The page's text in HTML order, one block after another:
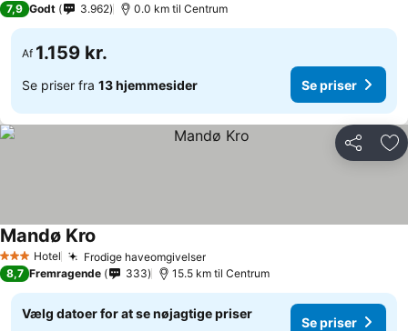
7,9 Godt 3.962 0.0 km til Centrum
Af 1.159 kr.
Se priser fra 13 hjemmesider Se priser
Del
3 StjernerHotel Frodige haveomgivelser
Mandø Kro
8,7 Fremragende 333 15.5 km til Centrum
Vælg datoer for at se nøjagtige priser
Se priser